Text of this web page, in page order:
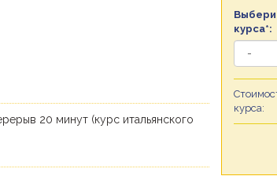
20 минут (курс итальянского
Выбери
курса*:
курса: